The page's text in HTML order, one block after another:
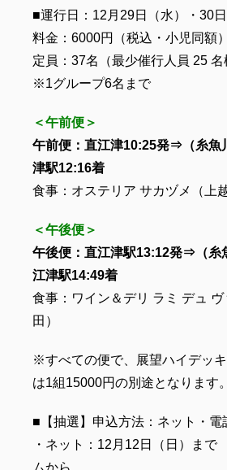
■運行日：12月29日（水）・30日
料金：6000円（税込・小児同額）
定員 ：37名（最少催行人員 25 名
※1グループ6名まで
＜午前便＞
午前便：直江津10:25発⇒（糸
津駅12:16着
食事：オステリア サカヅメ（上
＜午後便＞
午後便：直江津駅13:12発⇒（
江津駅14:49着
食事：ワイン＆デリ ラミ デュ
田）
※すべての便で、展望ハイデッ
は1組15000円の別途となります。
■【抽選】申込方法：ネット・電
・ネット：12月12日（日）ま
ムから